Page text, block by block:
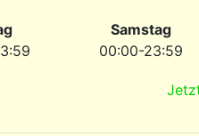
Samstag
00:00-23:59